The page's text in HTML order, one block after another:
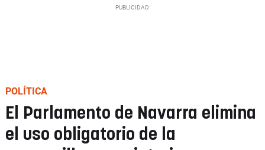
POLÍTICA
El Parlamento de Navarra elimina
el uso obligatorio de la